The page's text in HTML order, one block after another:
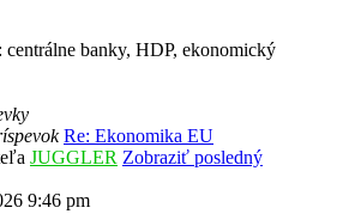
banky, HDP, ekonomický
Re: Ekonomika EU
JUGGLER Zobraziť posledný
9:46 pm